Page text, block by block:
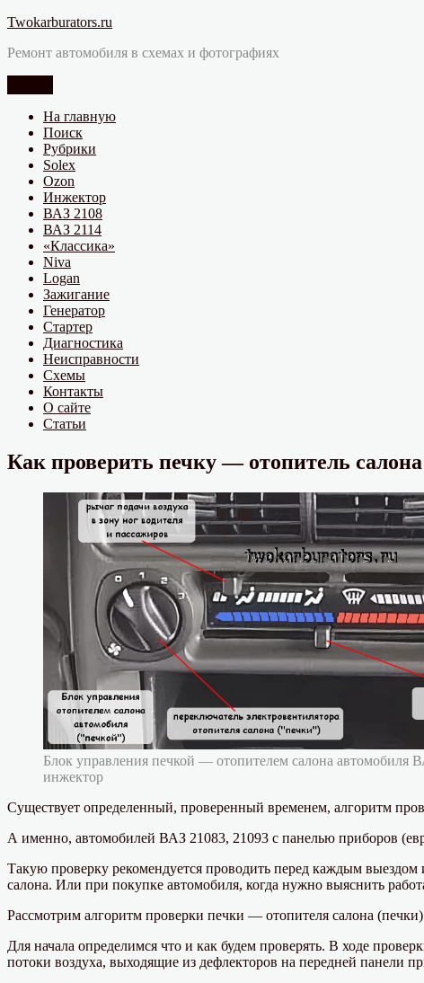
Перейти
содержимому
Twokarburators.ru
Ремонт автомобиля в схемах и фотографиях
На главную
Поиск
Рубрики
Solex
Ozon
Инжектор
ВАЗ 2108
ВАЗ 2114
«Классика»
Niva
Logan
Зажигание
Генератор
Стартер
Диагностика
Неисправности
Схемы
Контакты
О сайте
Статьи
Как проверить печку — отопитель
Блок управления печкой — отопителем салона автомобиля
инжектор
Существует определенный, проверенный временем, алгоритм
А именно, автомобилей ВАЗ 21083, 21093 с панелью приборов
Такую проверку рекомендуется проводить перед каждым
салона. Или при покупке автомобиля, когда нужно выяснить
Рассмотрим алгоритм проверки печки — отопителя салона
Для начала определимся что и как будем проверять. В ходе
потоки воздуха, выходящие из дефлекторов на передней панели